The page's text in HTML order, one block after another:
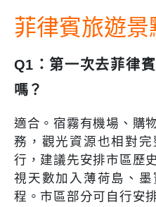
菲律賓旅遊
Q1：第一次去菲律
嗎？
適合。宿霧有機場、購
務，觀光資源也相對
行，建議先安排市區歷
視天數加入薄荷島、
程。市區部分可自行安